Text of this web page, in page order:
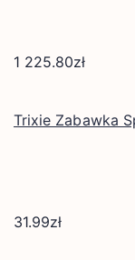
1 225.80zł
Trixie Zabawka
31.99zł